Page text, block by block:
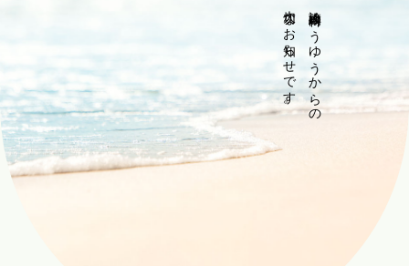
診療内科ゆうゆうからの
大切なお知らせです。